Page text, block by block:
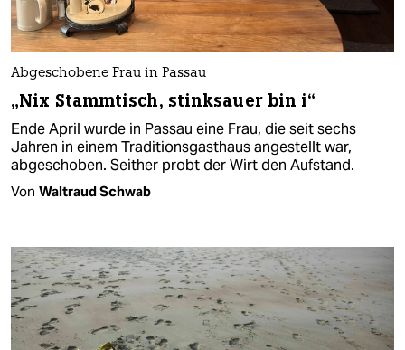
Abgeschobene Frau in Passau
„Nix Stammtisch, stinksauer bin i“
Ende April wurde in Passau eine Frau, die seit sechs
Jahren in einem Traditionsgasthaus angestellt war,
abgeschoben. Seither probt der Wirt den Aufstand.
Von Waltraud Schwab